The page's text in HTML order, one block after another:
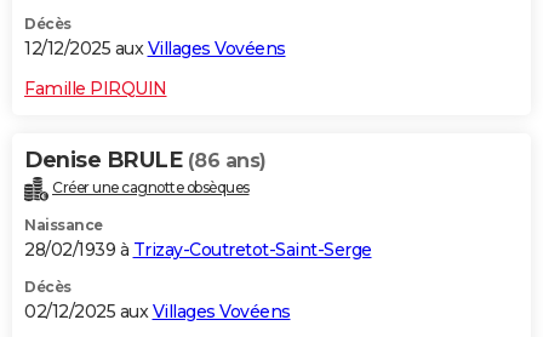
Décès
12/12/2025 auxVillages Vovéens
Famille PIRQUIN
Denise BRULE (86 ans)
Créer une cagnotte obsèques
Naissance
28/02/1939 à Trizay-Coutretot-Saint-Serge
Décès
02/12/2025 auxVillages Vovéens